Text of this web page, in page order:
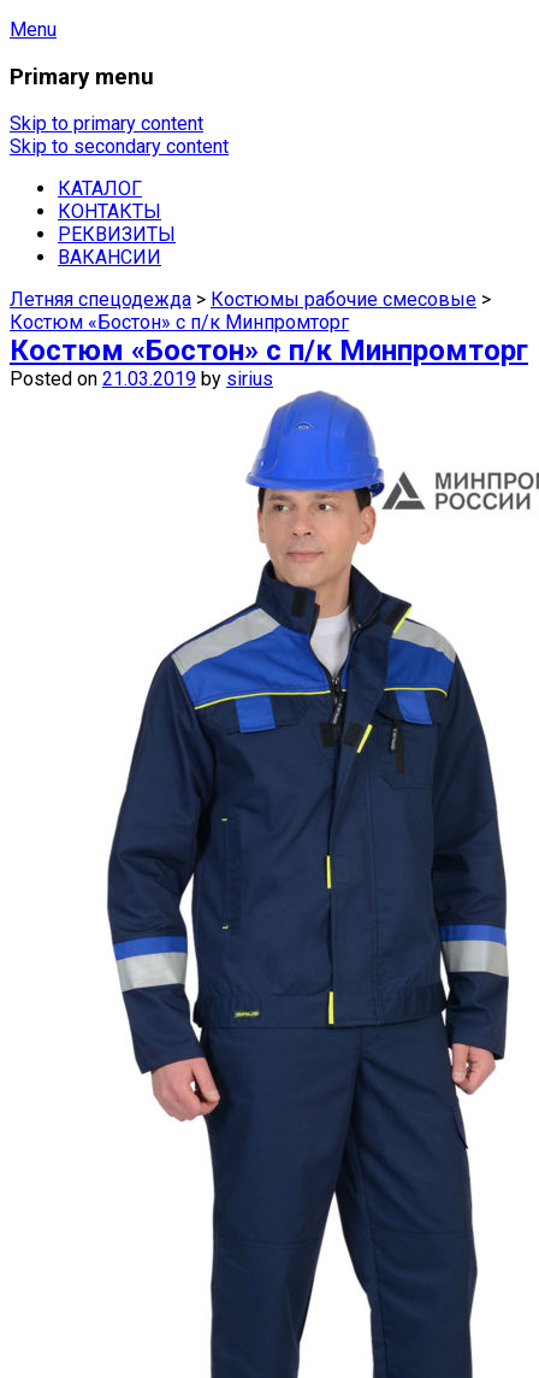
Menu
Спецодежда в Самаре —
магазины Сириус
Купить спецодежду, спецобувь,
средства защиты недорого можно в
наших магазинах в Самаре.
Primary menu
Skip to primary content
Skip to secondary content
КАТАЛОГ
КОНТАКТЫ
РЕКВИЗИТЫ
ВАКАНСИИ
Летняя спецодежда > Костюмы рабочие смесовые >
Костюм «Бостон» с п/к Минпромторг
Костюм «Бостон» с п/к Минпромторг
Posted on 21.03.2019 by sirius